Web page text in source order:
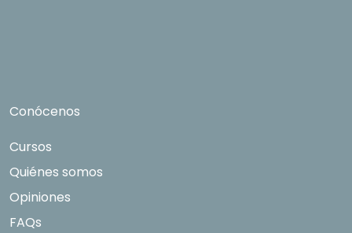
Conócenos
Cursos
Quiénes somos
Opiniones
FAQs